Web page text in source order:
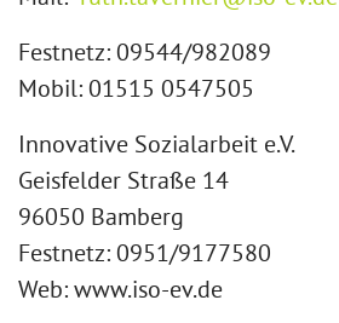
Festnetz: 09544/982089
Mobil: 01515 0547505
Innovative Sozialarbeit e.V.
Geisfelder Straße 14
96050 Bamberg
Festnetz: 0951/9177580
Web: www.iso-ev.de